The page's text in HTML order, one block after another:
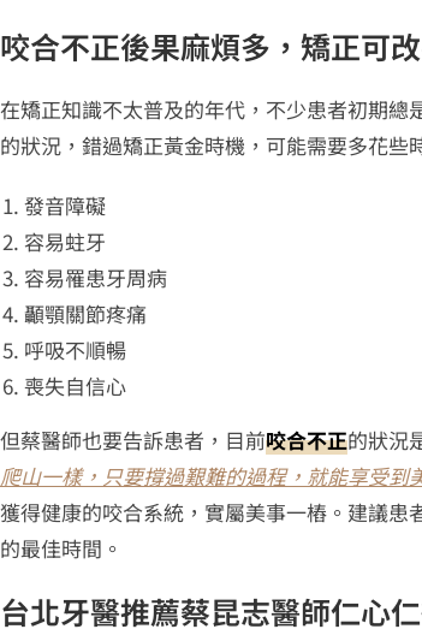
咬合不正後果麻煩多，矯正可
在矯正知識不太普及的年代，不少患者初期總
的狀況，錯過矯正黃金時機，可能需要多花些
發音障礙
容易蛀牙
容易罹患牙周病
顳顎關節疼痛
呼吸不順暢
喪失自信心
但蔡醫師也要告訴患者，目前咬合不正的狀況
爬山一樣，只要撐過艱難的過程，就能享受到
獲得健康的咬合系統，實屬美事一樁。建議患
的最佳時間。
台北牙醫推薦蔡昆志醫師仁心